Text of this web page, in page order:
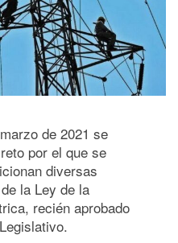
de 2021 se
por el que se
diversas
la Ley de la
recién aprobado